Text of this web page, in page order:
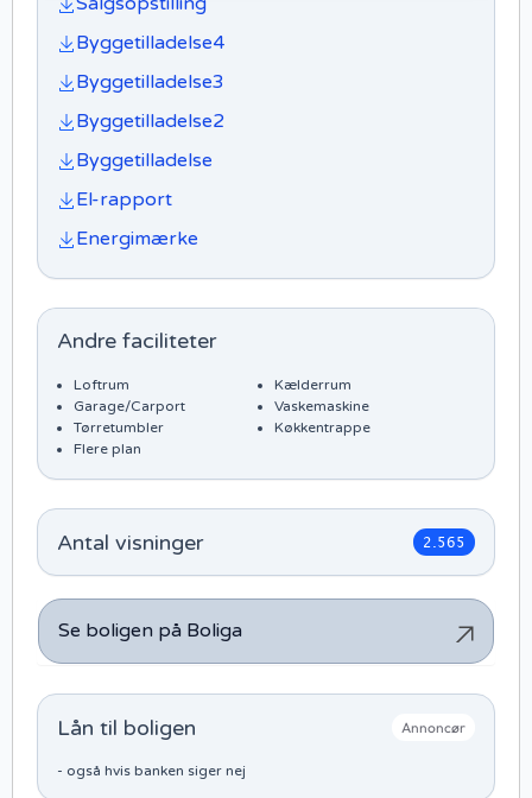
Byggetilladelse4
Byggetilladelse3
Byggetilladelse2
Byggetilladelse
El-rapport
Energimærke
Andre faciliteter
Loftrum
Kælderrum
Garage/Carport
Vaskemaskine
Tørretumbler
Køkkentrappe
Flere plan
Antal visninger 2.565
Se boligen på Boliga
Lån til boligen Annoncør
- også hvis banken siger nej